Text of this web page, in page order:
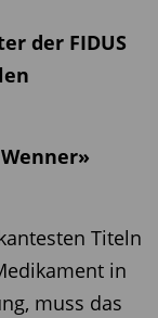
der FIDUS
Titeln
in
muss das